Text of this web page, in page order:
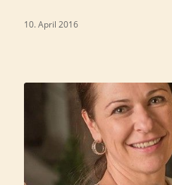
10. April 2016